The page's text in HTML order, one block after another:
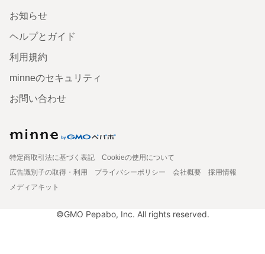
お知らせ
ヘルプとガイド
利用規約
minneのセキュリティ
お問い合わせ
特定商取引法に基づく表記
Cookieの使用について
広告識別子の取得・利用
プライバシーポリシー 会社概要
採用情報
メディアキット
©GMO Pepabo, Inc. All rights reserved.